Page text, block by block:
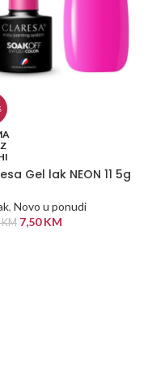
Gel lak NEON 11 5g
, Novo u ponudi
KM 7,50KM